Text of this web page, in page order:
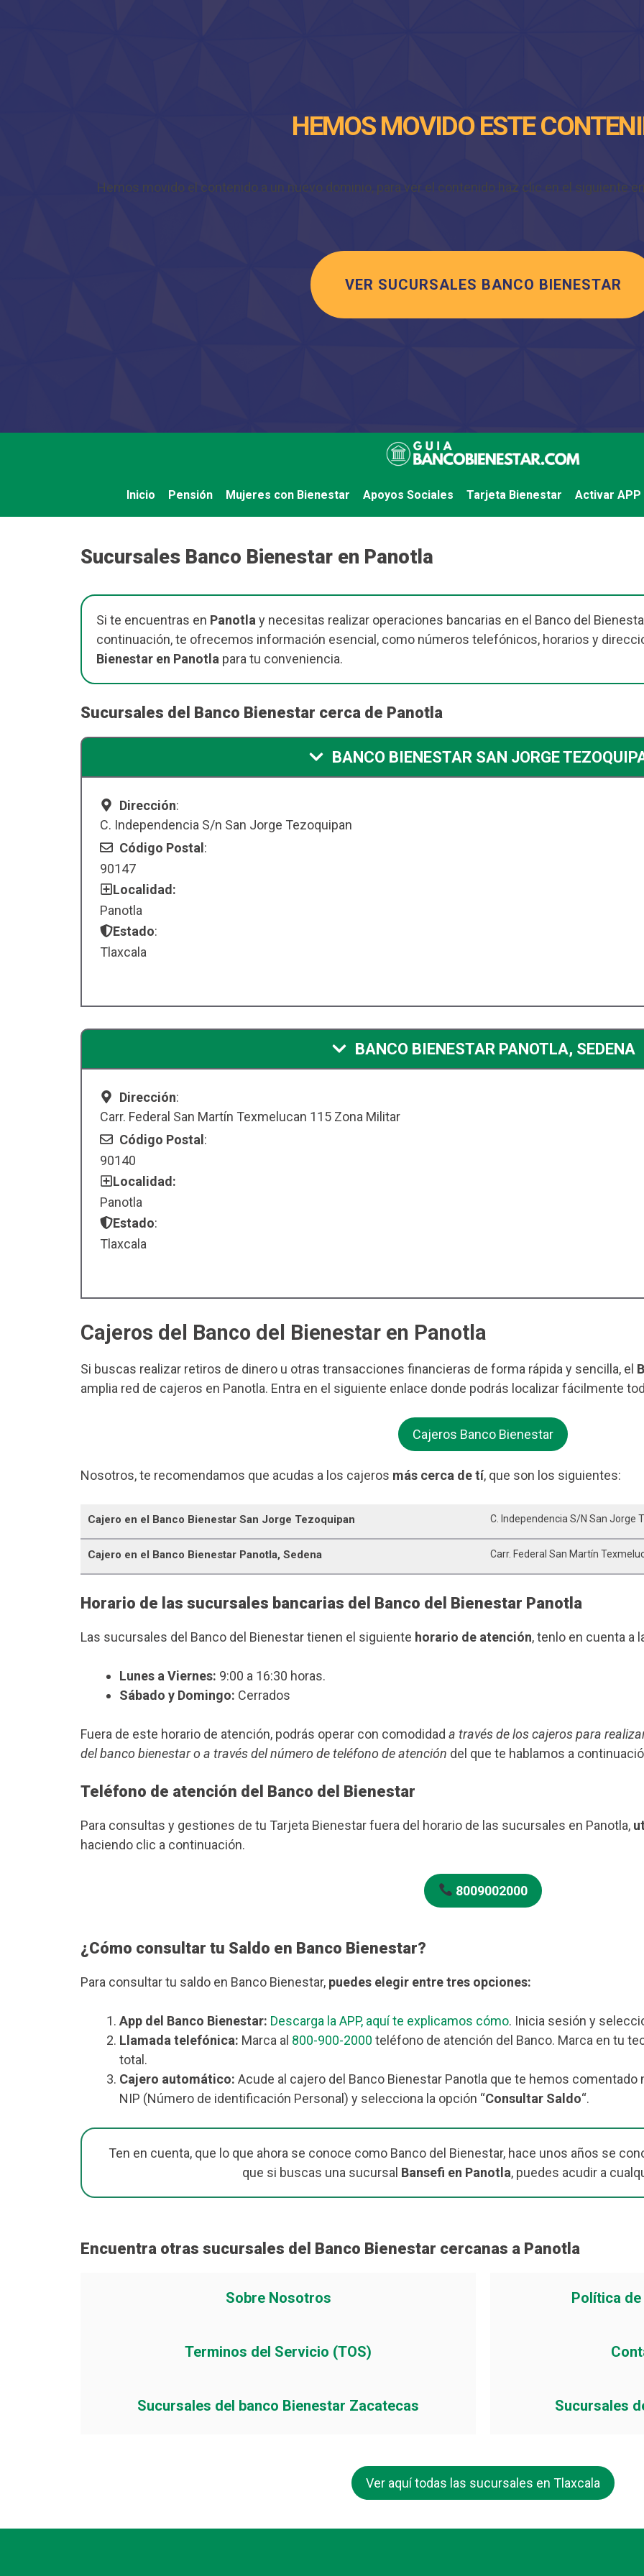
HEMOS MOVIDO ESTE
Hemos movido el contenido a un nuevo dominio, para ver el contenido haz clic en el siguiente
VER SUCURSALES BANCO BIENESTAR
Inicio Pensión Mujeres con Bienestar Apoyos Sociales Tarjeta Bienestar Activar APP
Sucursales Banco Bienestar en Panotla
Si te encuentras en Panotla y necesitas realizar operaciones bancarias en el Banco del
continuación, te ofrecemos información esencial, como números telefónicos, horarios y
Bienestar en Panotla para tu conveniencia.
Sucursales del Banco Bienestar cerca de Panotla
BANCO BIENESTAR SAN JORGE
Dirección:
C. Independencia S/n San Jorge Tezoquipan
Código Postal:
90147
Localidad:
Panotla
Estado:
Tlaxcala
BANCO BIENESTAR PANOTLA, SEDENA
Dirección:
Carr. Federal San Martín Texmelucan 115 Zona Militar
Código Postal:
90140
Localidad:
Panotla
Estado:
Tlaxcala
Cajeros del Banco del Bienestar en Panotla
Si buscas realizar retiros de dinero u otras transacciones financieras de forma rápida y sencilla, el
amplia red de cajeros en Panotla. Entra en el siguiente enlace donde podrás localizar fácilmente
Cajeros Banco Bienestar
Nosotros, te recomendamos que acudas a los cajeros más cerca de tí, que son los siguientes:
Cajero en el Banco Bienestar San Jorge Tezoquipan C. Independencia S/n San Jorge
Cajero en el Banco Bienestar Panotla, Sedena Carr. Federal San Martín
Horario de las sucursales bancarias del Banco del Bienestar Panotla
Las sucursales del Banco del Bienestar tienen el siguiente horario de atención, tenlo en cuenta a
Lunes a Viernes: 9:00 a 16:30 horas.
Sábado y Domingo: Cerrados
Fuera de este horario de atención, podrás operar con comodidad a través de los cajeros para
del banco bienestar o a través del número de teléfono de atención del que te hablamos a
Teléfono de atención del Banco del Bienestar
Para consultas y gestiones de tu Tarjeta Bienestar fuera del horario de las sucursales en Panotla,
haciendo clic a continuación.
8009002000
¿Cómo consultar tu Saldo en Banco Bienestar?
Para consultar tu saldo en Banco Bienestar, puedes elegir entre tres opciones:
App del Banco Bienestar: Descarga la APP, aquí te explicamos cómo. Inicia sesión y
Llamada telefónica: Marca al 800-900-2000 teléfono de atención del Banco. Marca en tu
total.
Cajero automático: Acude al cajero del Banco Bienestar Panotla que te hemos
NIP (Número de identificación Personal) y selecciona la opción “Consultar Saldo“.
Ten en cuenta, que lo que ahora se conoce como Banco del Bienestar, hace unos años se
que si buscas una sucursal Bansefi en Panotla, puedes acudir a
Encuentra otras sucursales del Banco Bienestar cercanas a Panotla
Sobre Nosotros Política
Terminos del Servicio (TOS)
Sucursales del banco Bienestar Zacatecas Sucursales
Ver aquí todas las sucursales en Tlaxcala